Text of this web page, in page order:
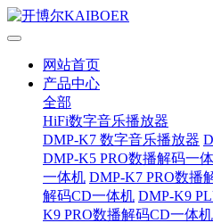
网站首页
产品中心
全部
HiFi数字音乐播放器
DMP-K7 数字音乐播放器
DMP-K5 PRO数播解码一
一体机 DMP-K7 PRO数播
解码CD一体机 DMP-K9
K9 PRO数播解码CD一体机